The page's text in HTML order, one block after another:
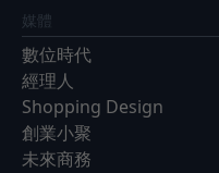
媒體
數位時代
經理人
Shopping Design
創業小聚
未來商務